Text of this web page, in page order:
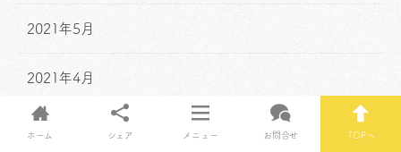
2021年5月
2021年4月
ホーム シェア メニュー お問合せ TOPへ